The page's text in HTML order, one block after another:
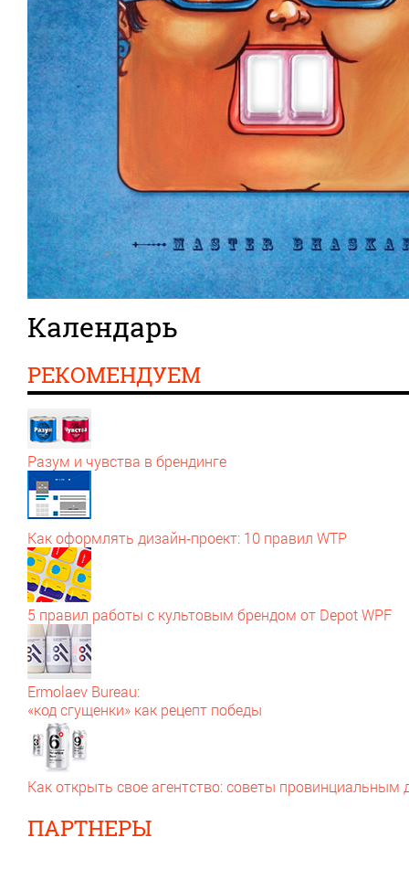
Календарь
РЕКОМЕНДУЕМ
Разум и чувства в брендинге
Как оформлять дизайн‑проект: 10 правил WTP
5 правил работы с культовым брендом от Depot WPF
Ermolaev Bureau:
«код сгущенки» как рецепт победы
Как открыть свое агентство: советы провинциальным
ПАРТНЕРЫ